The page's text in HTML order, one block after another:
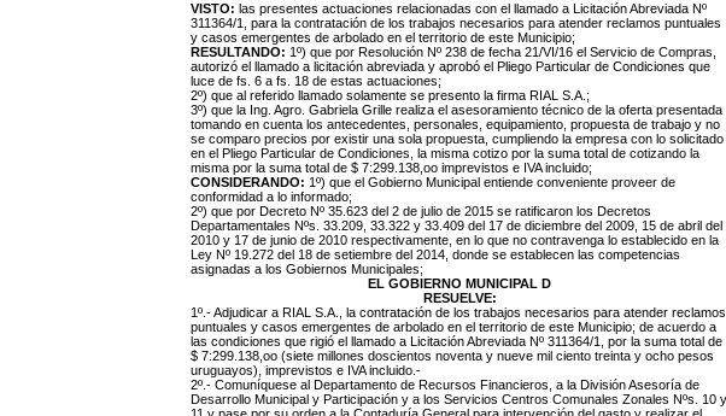
VISTO: las presentes actuaciones relacionadas con el llamado a Licitación Abreviada Nº
311364/1, para la contratación de los trabajos necesarios para atender reclamos puntuales
y casos emergentes de arbolado en el territorio de este Municipio;
RESULTANDO: 1º) que por Resolución Nº 238 de fecha 21/VI/16 el Servicio de Compras,
autorizó el llamado a licitación abreviada y aprobó el Pliego Particular de Condiciones que
luce de fs. 6 a fs. 18 de estas actuaciones;
2º) que al referido llamado solamente se presento la firma RIAL S.A.;
3º) que la Ing. Agro. Gabriela Grille realiza el asesoramiento técnico de la oferta presentada
tomando en cuenta los antecedentes, personales, equipamiento, propuesta de trabajo y no
se comparo precios por existir una sola propuesta, cumpliendo la empresa con lo solicitado
en el Pliego Particular de Condiciones, la misma cotizo por la suma total de cotizando la
misma por la suma total de $ 7:299.138,oo imprevistos e IVA incluido;
CONSIDERANDO: 1º) que el Gobierno Municipal entiende conveniente proveer de
conformidad a lo informado;
2º) que por Decreto Nº 35.623 del 2 de julio de 2015 se ratificaron los Decretos
Departamentales Nºs. 33.209, 33.322 y 33.409 del 17 de diciembre del 2009, 15 de abril del
2010 y 17 de junio de 2010 respectivamente, en lo que no contravenga lo establecido en la
Ley Nº 19.272 del 18 de setiembre del 2014, donde se establecen las competencias
asignadas a los Gobiernos Municipales;
EL GOBIERNO MUNICIPAL D
RESUELVE:
1º.- Adjudicar a RIAL S.A., la contratación de los trabajos necesarios para atender reclamos
puntuales y casos emergentes de arbolado en el territorio de este Municipio; de acuerdo a
las condiciones que rigió el llamado a Licitación Abreviada Nº 311364/1, por la suma total de
$ 7:299.138,oo (siete millones doscientos noventa y nueve mil ciento treinta y ocho pesos
uruguayos), imprevistos e IVA incluido.-
2º.- Comuníquese al Departamento de Recursos Financieros, a la División Asesoría de
Desarrollo Municipal y Participación y a los Servicios Centros Comunales Zonales Nºs. 10 y